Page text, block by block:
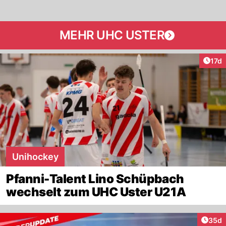
MEHR UHC USTER
17d
Unihockey
Pfanni-Talent Lino Schüpbach
wechselt zum UHC Uster U21A
35d